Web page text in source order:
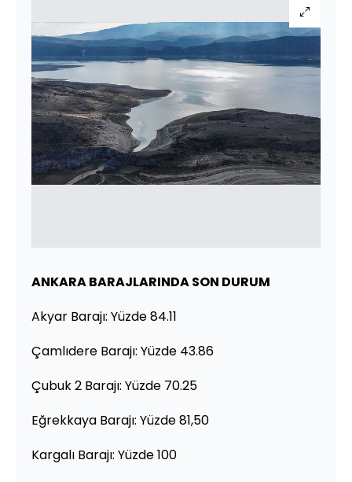
ANKARA BARAJLARINDA SON DURUM
Akyar Barajı: Yüzde 84.11
Çamlıdere Barajı: Yüzde 43.86
Çubuk 2 Barajı: Yüzde 70.25
Eğrekkaya Barajı: Yüzde 81,50
Kargalı Barajı: Yüzde 100